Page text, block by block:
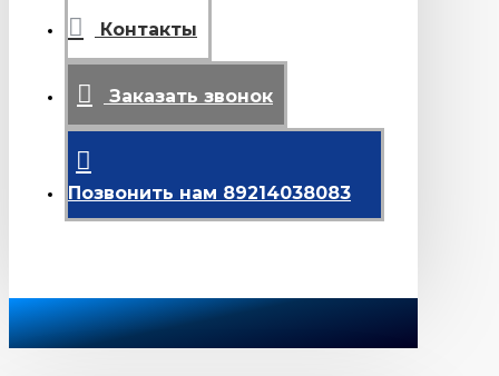
Контакты
Заказать звонок
Позвонить нам 89214038083